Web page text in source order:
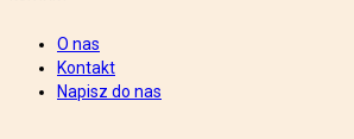
O nas
Kontakt
Napisz do nas